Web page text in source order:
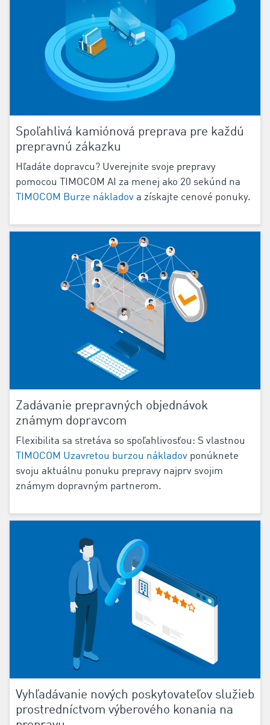
Spoľahlivá kamiónová preprava pre každú
prepravnú zákazku
‌Hľadáte dopravcu? Uverejnite svoje prepravy
pomocou TIMOCOM AI za menej ako 20 sekúnd na
TIMOCOM Burze nákladov a získajte cenové ponuky.
‌Zadávanie prepravných objednávok
známym dopravcom
Flexibilita sa stretáva so spoľahlivosťou: S vlastnou
TIMOCOM Uzavretou burzou nákladov ponúknete
svoju aktuálnu ponuku prepravy najprv svojim
známym dopravným partnerom.
Vyhľadávanie nových poskytovateľov služieb
prostredníctvom výberového konania na